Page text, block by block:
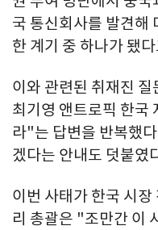
국 통신회사를 발견해
한 계기 중 하나가 됐
이와 관련된 취재진
최기영 앤트로픽 한국
라"는 답변을 반복했
겠다는 안내도 덧붙였
이번 사태가 한국 시
리 총괄은 "조만간 이